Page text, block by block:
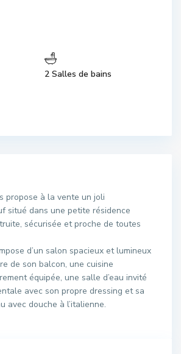
2 Salles de bains
propose à la vente un joli
situé dans une petite résidence
sécurisée et proche de toutes
d’un salon spacieux et lumineux
de son balcon, une cuisine
équipée, une salle d’eau invité
avec son propre dressing et sa
avec douche à l’italienne.